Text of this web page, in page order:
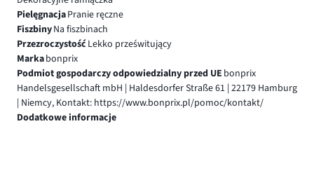
PielęgnacjaPranie ręczne
FiszbinyNa fiszbinach
PrzezroczystośćLekko prześwitujący
Markabonprix
Podmiot gospodarczy odpowiedzialny przed UE bonprix
Handelsgesellschaft mbH | Haldesdorfer Straße 61 | 22179 Hamburg
| Niemcy, Kontakt: https://www.bonprix.pl/pomoc/kontakt/
Dodatkowe informacje